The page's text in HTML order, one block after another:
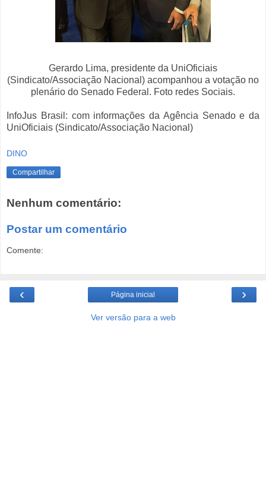
Gerardo Lima, presidente da UniOficiais
(Sindicato/Associação Nacional) acompanhou a votação no
plenário do Senado Federal. Foto redes Sociais.
InfoJus Brasil: com informações da Agência Senado e da
UniOficiais (Sindicato/Associação Nacional)
DINO
Compartilhar
Nenhum comentário:
Postar um comentário
Comente:
‹ ›
Página inicial
Ver versão para a web